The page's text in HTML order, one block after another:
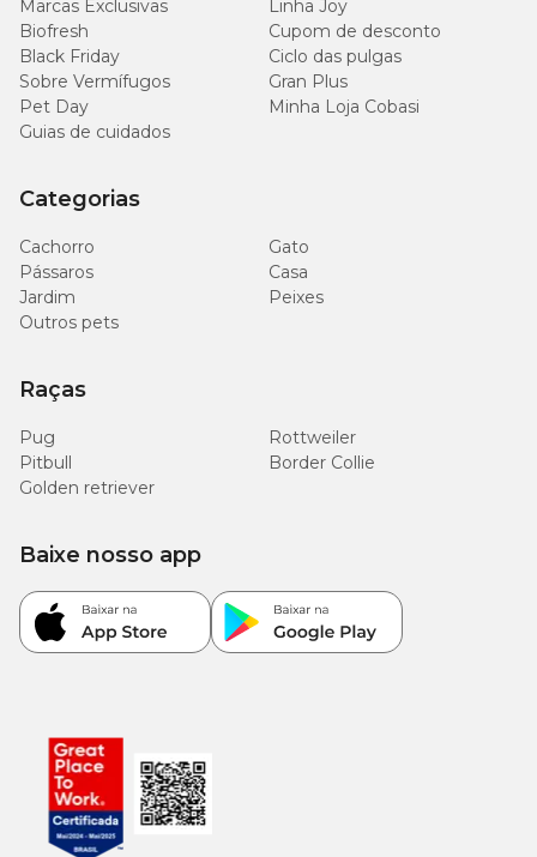
Marcas Exclusivas
Linha Joy
Biofresh
Cupom de desconto
Black Friday
Ciclo das pulgas
Sobre Vermífugos
Gran Plus
Pet Day
Minha Loja Cobasi
Guias de cuidados
Categorias
Cachorro
Gato
Pássaros
Casa
Jardim
Peixes
Outros pets
Raças
Pug
Rottweiler
Pitbull
Border Collie
Golden retriever
Baixe nosso app